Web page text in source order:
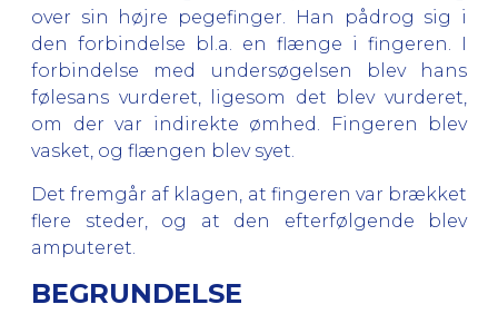
over sin højre pegefinger. Han pådrog sig i
den forbindelse bl.a. en flænge i fingeren. I
forbindelse med undersøgelsen blev hans
følesans vurderet, ligesom det blev vurderet,
om der var indirekte ømhed. Fingeren blev
vasket, og flængen blev syet.
Det fremgår af klagen, at fingeren var brækket
flere steder, og at den efterfølgende blev
amputeret.
BEGRUNDELSE